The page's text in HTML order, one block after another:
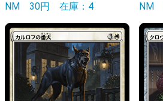
NM 30円 在庫：4
NM